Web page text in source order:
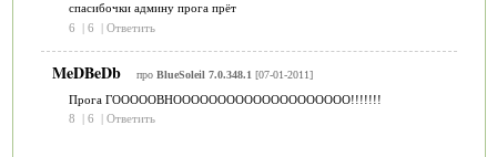
спасибочки админу прога прёт
6
| 6 | Ответить
MeDBeDb про BlueSoleil 7.0.348.1 [07-01-2011]
Прога ГОООООВНОООООООООООООООООООО!!!!!!!
8
| 6 | Ответить